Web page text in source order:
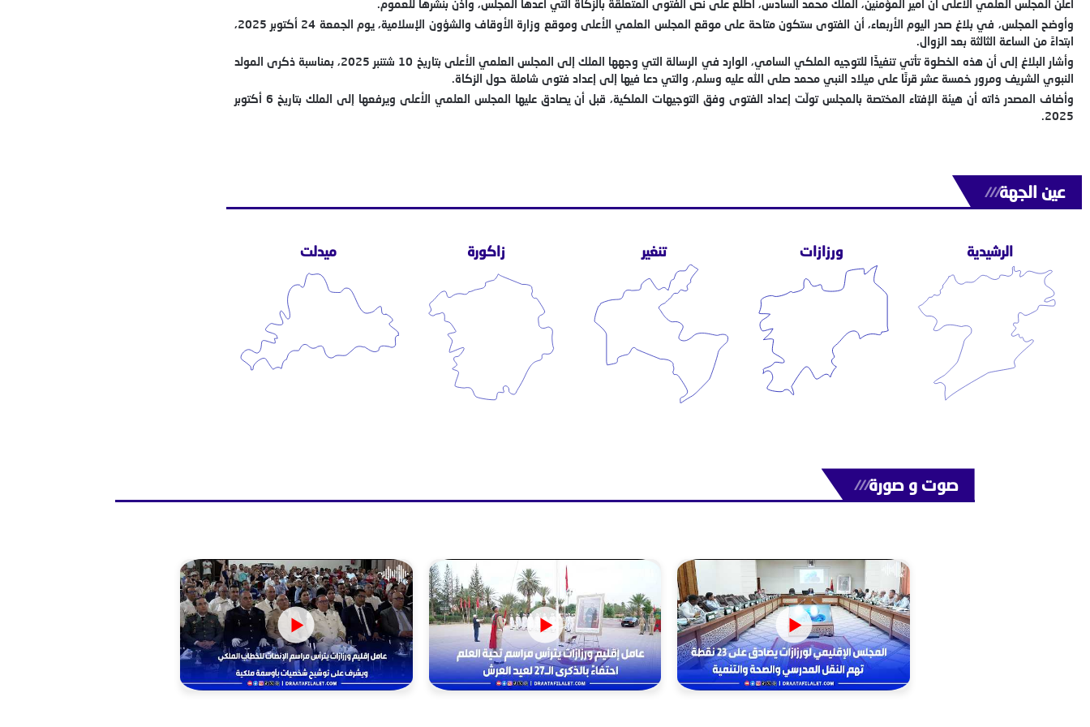
أعلن المجلس العلمي الأعلى أن أمير المؤمنين، الملك محمد السادس، اطلع على نص الفتوى المتعلقة بالزكاة التي أعدها المجلس، وأذن بنشرها للعموم.
وأوضح المجلس، في بلاغ صدر اليوم الأربعاء، أن الفتوى ستكون متاحة على موقع المجلس العلمي الأعلى وموقع وزارة الأوقاف والشؤون الإسلامية، يوم الجمعة 24 أكتوبر 2025،
ابتداءً من الساعة الثالثة بعد الزوال.
وأشار البلاغ إلى أن هذه الخطوة تأتي تنفيذًا للتوجيه الملكي السامي، الوارد في الرسالة التي وجهها الملك إلى المجلس العلمي الأعلى بتاريخ 10 شتنبر 2025، بمناسبة ذكرى المولد
النبوي الشريف ومرور خمسة عشر قرنًا على ميلاد النبي محمد صلى الله عليه وسلم، والتي دعا فيها إلى إعداد فتوى شاملة حول الزكاة.
وأضاف المصدر ذاته أن هيئة الإفتاء المختصة بالمجلس تولّت إعداد الفتوى وفق التوجيهات الملكية، قبل أن يصادق عليها المجلس العلمي الأعلى ويرفعها إلى الملك بتاريخ 6 أكتوبر
2025.
عين الجهة///
الرشيدية ورزازات تنغير زاكورة ميدلت
صوت و صورة///